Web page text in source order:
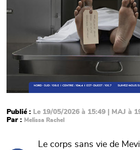
Publié : Le 19/05/2026 à 15:49 | MAJ à
Par : Melissa Rachel
Le corps sans vie de